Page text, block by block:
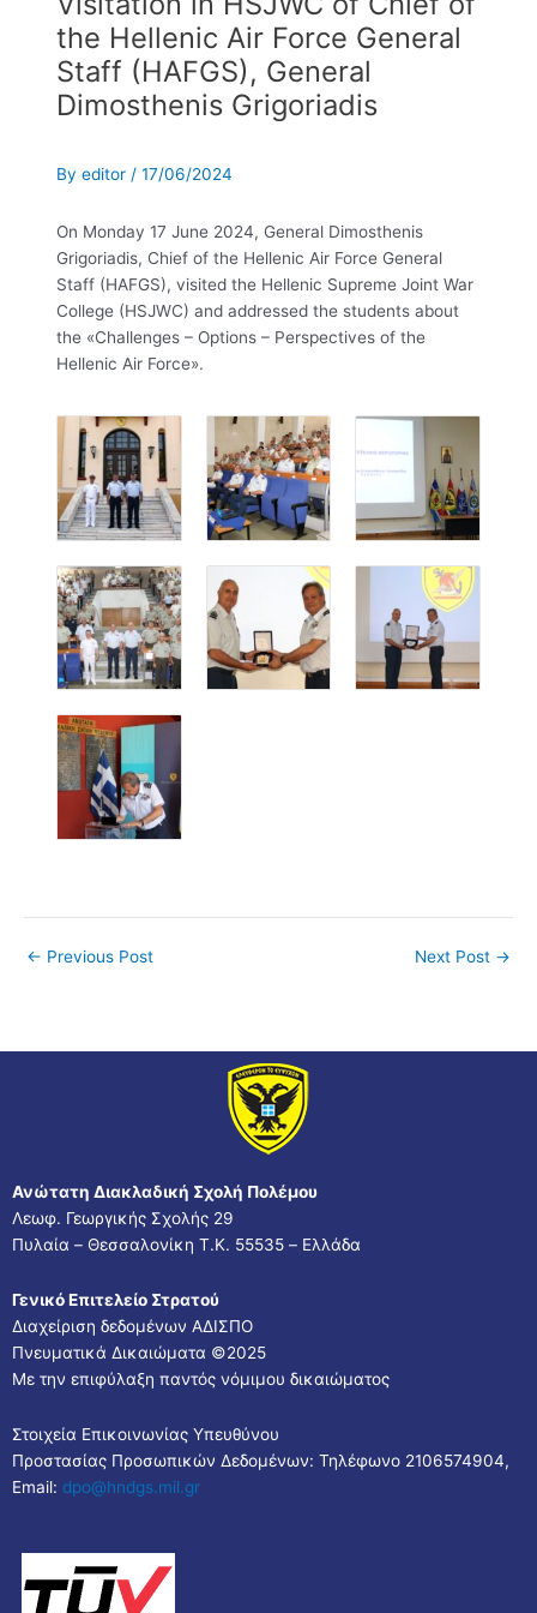
the Hellenic Air Force General
Staff (HAFGS), General
Dimosthenis Grigoriadis
Byeditor /17/06/2024
On Monday 17 June 2024, General Dimosthenis
Grigoriadis, Chief of the Hellenic Air Force General
Staff (HAFGS), visited the Hellenic Supreme Joint War
College (HSJWC) and addressed the students about
the «Challenges – Options – Perspectives of the
Hellenic Air Force».
← Previous Post Next Post →
Ανώτατη Διακλαδική Σχολή Πολέμου
Λεωφ. Γεωργικής Σχολής 29
Πυλαία – Θεσσαλονίκη Τ.Κ. 55535 – Ελλάδα
Γενικό Επιτελείο Στρατού
Διαχείριση δεδομένων ΑΔΙΣΠΟ
Πνευματικά Δικαιώματα ©2025
Με την επιφύλαξη παντός νόμιμου δικαιώματος
Στοιχεία Επικοινωνίας Υπευθύνου
Προστασίας Προσωπικών Δεδομένων: Τηλέφωνο 2106574904,
Email: dpo@hndgs.mil.gr